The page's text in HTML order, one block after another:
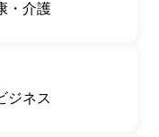
・介護
ジネス